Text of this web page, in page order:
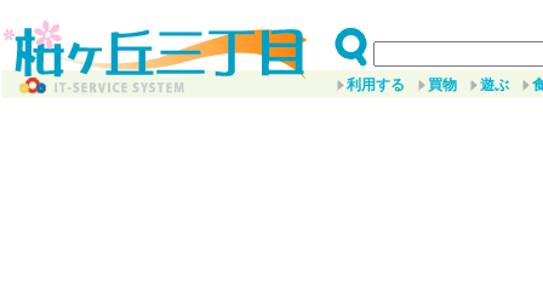
利用する 買物 遊ぶ